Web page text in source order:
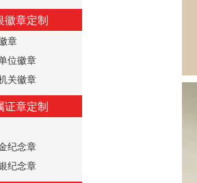
徽章定制
章
位徽章
关徽章
证章定制
纪念章
纪念章